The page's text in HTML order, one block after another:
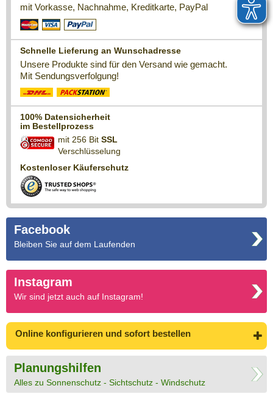
mit Vorkasse, Nachnahme, Kreditkarte, PayPal
Schnelle Lieferung an Wunschadresse
Unsere Produkte sind für den Versand wie gemacht.
Mit Sendungsverfolgung!
100% Datensicherheit
im Bestellprozess
mit 256 Bit SSL
Verschlüsselung
Kostenloser Käuferschutz
Facebook
Bleiben Sie auf dem Laufenden
Instagram
Wir sind jetzt auch auf Instagram!
Online konfigurieren und sofort bestellen
Planungshilfen
Alles zu Sonnenschutz - Sichtschutz - Windschutz